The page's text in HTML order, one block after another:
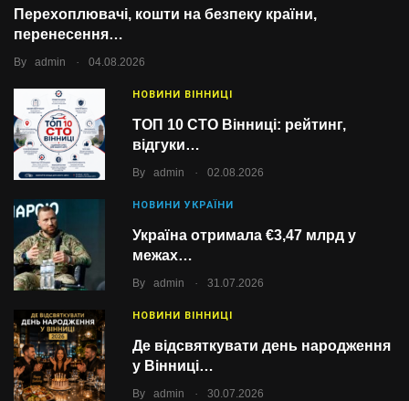
Перехоплювачі, кошти на безпеку країни,
перенесення…
By admin . 04.08.2026
НОВИНИ ВІННИЦІ
ТОП 10 СТО Вінниці: рейтинг,
відгуки…
By admin . 02.08.2026
НОВИНИ УКРАЇНИ
Україна отримала €3,47 млрд у
межах…
By admin . 31.07.2026
НОВИНИ ВІННИЦІ
Де відсвяткувати день народження
у Вінниці…
By admin . 30.07.2026